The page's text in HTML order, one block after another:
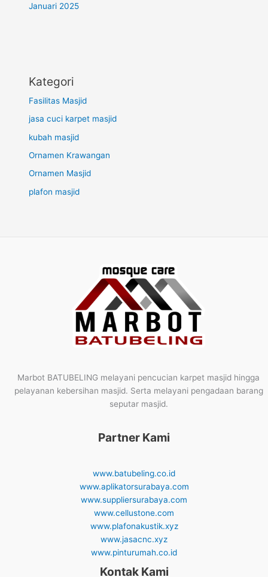
Januari 2025
Kategori
Fasilitas Masjid
jasa cuci karpet masjid
kubah masjid
Ornamen Krawangan
Ornamen Masjid
plafon masjid
Marbot BATUBELING melayani pencucian karpet masjid hingga
pelayanan kebersihan masjid. Serta melayani pengadaan barang
seputar masjid.
Partner Kami
www.batubeling.co.id
www.aplikatorsurabaya.com
www.suppliersurabaya.com
www.cellustone.com
www.plafonakustik.xyz
www.jasacnc.xyz
www.pinturumah.co.id
Kontak Kami